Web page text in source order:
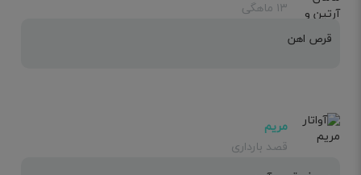
۱۳ ماهگی
قرص اهن
مریم
قصد بارداری